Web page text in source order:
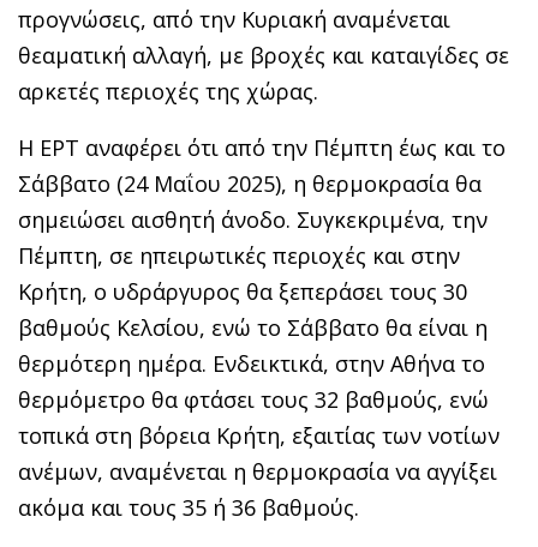
προγνώσεις, από την Κυριακή αναμένεται
θεαματική αλλαγή, με βροχές και καταιγίδες σε
αρκετές περιοχές της χώρας.
Η ΕΡΤ αναφέρει ότι από την Πέμπτη έως και το
Σάββατο (24 Μαΐου 2025), η θερμοκρασία θα
σημειώσει αισθητή άνοδο. Συγκεκριμένα, την
Πέμπτη, σε ηπειρωτικές περιοχές και στην
Κρήτη, ο υδράργυρος θα ξεπεράσει τους 30
βαθμούς Κελσίου, ενώ το Σάββατο θα είναι η
θερμότερη ημέρα. Ενδεικτικά, στην Αθήνα το
θερμόμετρο θα φτάσει τους 32 βαθμούς, ενώ
τοπικά στη βόρεια Κρήτη, εξαιτίας των νοτίων
ανέμων, αναμένεται η θερμοκρασία να αγγίξει
ακόμα και τους 35 ή 36 βαθμούς.